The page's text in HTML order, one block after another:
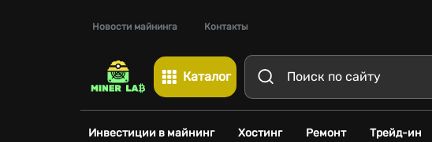
Новости майнинга Контакты
Каталог
Инвестиции в майнинг Хостинг Ремонт Трейд-ин